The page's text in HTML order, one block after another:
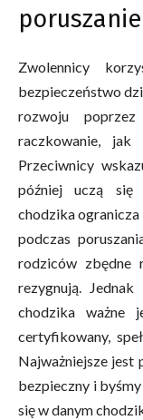
poruszanie
Zwolennicy
bezpieczeństwo
rozwoju
raczkowanie,
Przeciwnicy
później uczą się
chodzika ogranicza
podczas
rodziców zbędne
rezygnują.
chodzika
certyfikowany,
Najważniejsze jest
bezpieczny i
się w danym